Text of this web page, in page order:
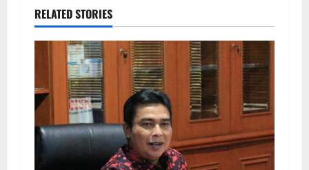
RELATED STORIES